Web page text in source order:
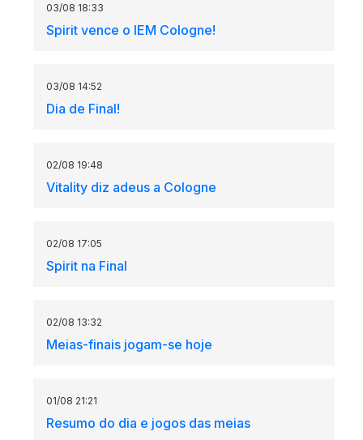
03/08 18:33
Spirit vence o IEM Cologne!
03/08 14:52
Dia de Final!
02/08 19:48
Vitality diz adeus a Cologne
02/08 17:05
Spirit na Final
02/08 13:32
Meias-finais jogam-se hoje
01/08 21:21
Resumo do dia e jogos das meias